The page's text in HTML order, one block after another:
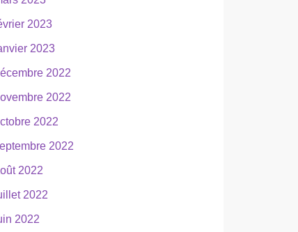
2023
2023
2022
2022
2022
2022
2022
2022
2022